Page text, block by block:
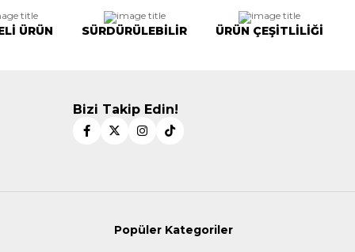
ÜRÜN SÜRDÜRÜLEBİLİR ÜRÜN ÇEŞİTLİLİĞİ
Bizi Takip Edin!
Popüler Kategoriler